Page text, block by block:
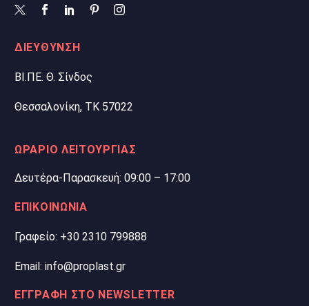
ΔΙΕΥΘΥΝΣΗ
ΒΙ.ΠΕ. Θ. Σίνδος
Θεσσαλονίκη, ΤΚ 57022
ΩΡΑΡΙΟ ΛΕΙΤΟΥΡΓΙΑΣ
Δευτέρα-Παρασκευή: 09:00 – 17:00
ΕΠΙΚΟΙΝΩΝΙΑ
Γραφείο: +30 2310 799888
Email: info@proplast.gr
ΕΓΓΡΑΦΗ ΣΤΟ NEWSLETTER